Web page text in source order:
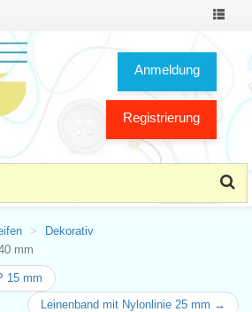
Toggle
Anmeldung
Registrierung
Dekorativ
mm
15 mm
Leinenband mit Nylonlinie 25 mm →